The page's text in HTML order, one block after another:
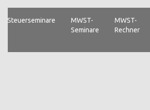
Steuerseminare
MWST-
Seminare
MWST-
Rechner